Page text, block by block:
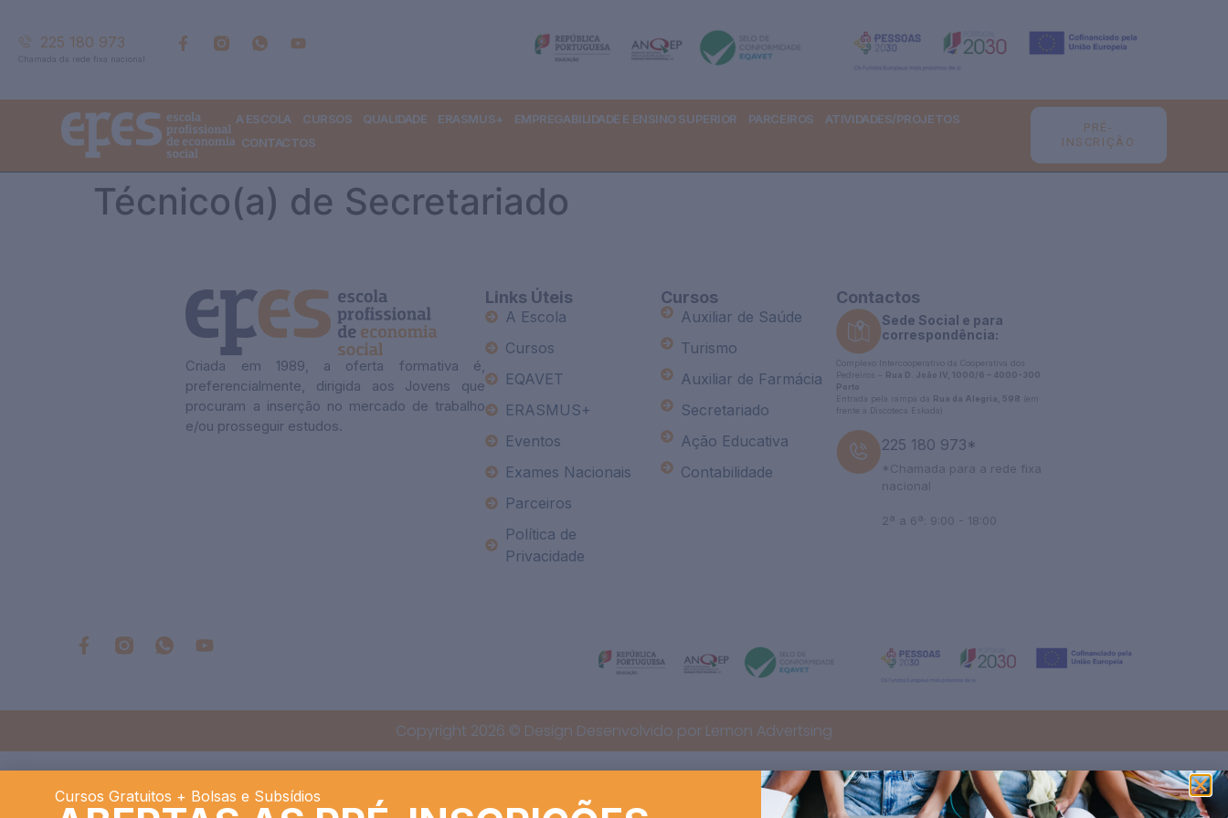
225 180 973
Chamada da rede fixa nacional
A ESCOLA CURSOS QUALIDADE ERASMUS+ EMPREGABILIDADE E ENSINO SUPERIOR PARCEIROS
ATIVIDADES/PROJETOS
CONTACTOS
PRÉ-
INSCRIÇÃO
Técnico(a) de Secretariado
Criada em 1989, a oferta formativa é,
preferencialmente, dirigida aos Jovens que
procuram a inserção no mercado de trabalho
e/ou prosseguir estudos.
Links Úteis
A Escola
Cursos
EQAVET
ERASMUS+
Eventos
Exames Nacionais
Parceiros
Política de
Privacidade
Cursos
Auxiliar de Saúde
Turismo
Auxiliar de Farmácia
Secretariado
Ação Educativa
Contabilidade
Contactos
Sede Social e para
correspondência:
Complexo Intercooperativo da Cooperativa dos
Pedreiros –
Rua D. João IV, 1000/6 – 4000-300
Porto
Entrada pela rampa da Rua da Alegria, 598 (em
frente à Discoteca Eskada)
225 180 973*
*Chamada para a rede fixa
nacional
2ª a 6ª: 9:00 - 18:00
Copyright 2026 © Design Desenvolvido por Lemon Advertsing
Cursos Gratuitos + Bolsas e Subsídios